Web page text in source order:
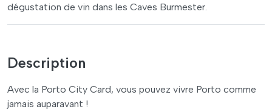
dégustation de vin dans les Caves Burmester.
Description
Avec la Porto City Card, vous pouvez vivre Porto comme
jamais auparavant !